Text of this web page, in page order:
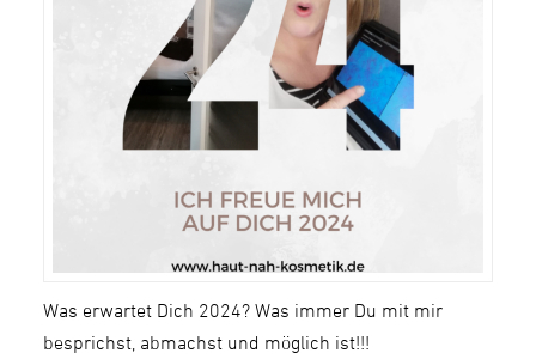
Was erwartet Dich 2024? Was immer Du mit mir
besprichst, abmachst und möglich ist!!!